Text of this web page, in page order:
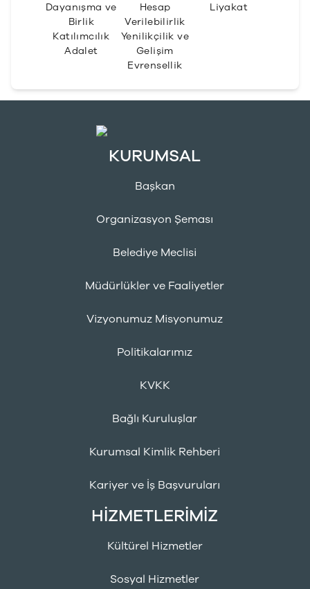
Dayanışma ve
Birlik
Katılımcılık
Adalet
Hesap
Verilebilirlik
Yenilikçilik ve
Gelişim
Evrensellik
Liyakat
KURUMSAL
Başkan
Organizasyon Şeması
Belediye Meclisi
Müdürlükler ve Faaliyetler
Vizyonumuz Misyonumuz
Politikalarımız
KVKK
Bağlı Kuruluşlar
Kurumsal Kimlik Rehberi
Kariyer ve İş Başvuruları
HİZMETLERİMİZ
Kültürel Hizmetler
Sosyal Hizmetler